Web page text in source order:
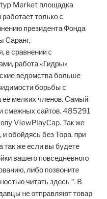
Market площадка
только с
президента Фонда
Саранг,
в сравнении с
работа «Гидры»
ведомства больше
борьбы с
её мелких членов. Самый
смежных сайтов. 485291
ViewPlayCap. Так же
обойдясь без Тора, при
так же если вы будете
вашего повседневного
либо позвоните
читать здесь “. В
не отправляют товар